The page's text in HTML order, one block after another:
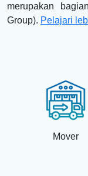
merupakan
Group). Pelajari
Mover